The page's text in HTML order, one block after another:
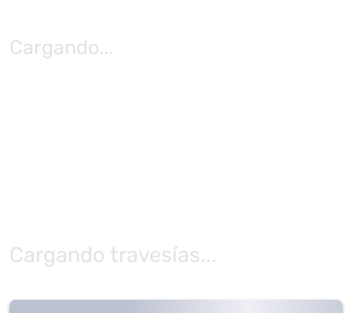
Cargando...
Cargando travesías...